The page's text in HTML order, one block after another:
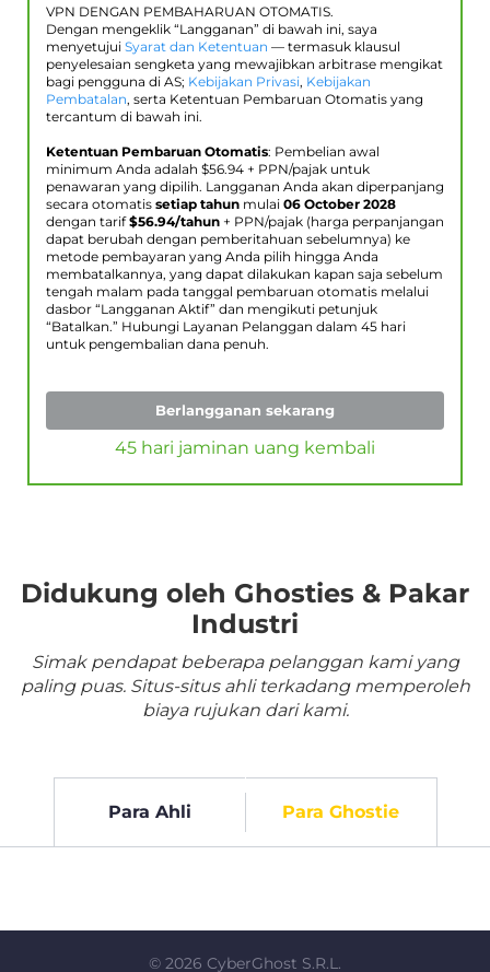
VPN DENGAN PEMBAHARUAN OTOMATIS.
Dengan mengeklik “Langganan” di bawah ini, saya
menyetujui Syarat dan Ketentuan — termasuk klausul
penyelesaian sengketa yang mewajibkan arbitrase mengikat
bagi pengguna di AS; Kebijakan Privasi, Kebijakan
Pembatalan, serta Ketentuan Pembaruan Otomatis yang
tercantum di bawah ini.
Ketentuan Pembaruan Otomatis: Pembelian awal
minimum Anda adalah $56.94 + PPN/pajak untuk
penawaran yang dipilih. Langganan Anda akan diperpanjang
secara otomatis setiap tahun mulai 06 October 2028
dengan tarif$56.94/tahun + PPN/pajak (harga perpanjangan
dapat berubah dengan pemberitahuan sebelumnya) ke
metode pembayaran yang Anda pilih hingga Anda
membatalkannya, yang dapat dilakukan kapan saja sebelum
tengah malam pada tanggal pembaruan otomatis melalui
dasbor “Langganan Aktif” dan mengikuti petunjuk
“Batalkan.” Hubungi Layanan Pelanggan dalam 45 hari
untuk pengembalian dana penuh.
Berlangganan sekarang
45 hari jaminan uang kembali
Didukung oleh Ghosties & Pakar
Industri
Simak pendapat beberapa pelanggan kami yang
paling puas. Situs-situs ahli terkadang memperoleh
biaya rujukan dari kami.
Para Ahli Para Ghostie
© 2026 CyberGhost S.R.L.